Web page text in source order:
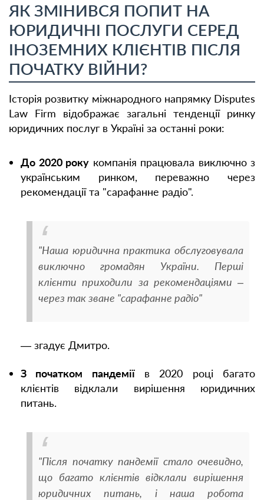
ЯК ЗМІНИВСЯ ПОПИТ НА
ЮРИДИЧНІ ПОСЛУГИ СЕРЕД
ІНОЗЕМНИХ КЛІЄНТІВ ПІСЛЯ
ПОЧАТКУ ВІЙНИ?
Історія розвитку міжнародного напрямку Disputes
Law Firm відображає загальні тенденції ринку
юридичних послуг в Україні за останні роки:
До 2020 року компанія працювала виключно з
українським ринком, переважно через
рекомендації та "сарафанне радіо".
"Наша юридична практика обслуговувала
виключно громадян України. Перші
клієнти приходили за рекомендаціями –
через так зване "сарафанне радіо"
— згадує Дмитро.
З початком пандеміїв 2020 році багато
клієнтів відклали вирішення юридичних
питань.
"Після початку пандемії стало очевидно,
що багато клієнтів відклали вирішення
юридичних питань, і наша робота